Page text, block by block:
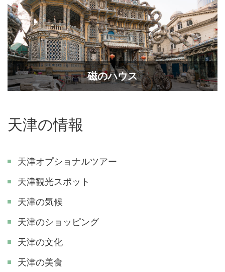
磁のハウス
天津の情報
天津オプショナルツアー
天津観光スポット
天津の気候
天津のショッピング
天津の文化
天津の美食